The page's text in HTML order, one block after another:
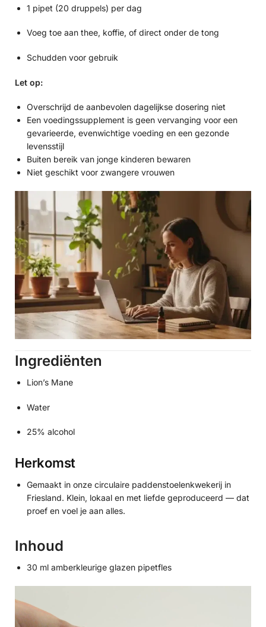
1 pipet (20 druppels) per dag
Voeg toe aan thee, koffie, of direct onder de tong
Schudden voor gebruik
Let op:
Overschrijd de aanbevolen dagelijkse dosering niet
Een voedingssupplement is geen vervanging voor een
gevarieerde, evenwichtige voeding en een gezonde
levensstijl
Buiten bereik van jonge kinderen bewaren
Niet geschikt voor zwangere vrouwen
Ingrediënten
Lion’s Mane
Water
25% alcohol
Herkomst
Gemaakt in onze circulaire paddenstoelenkwekerij in
Friesland. Klein, lokaal en met liefde geproduceerd — dat
proef en voel je aan alles.
Inhoud
30 ml amberkleurige glazen pipetfles